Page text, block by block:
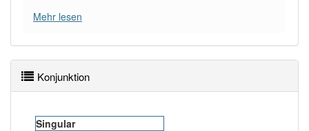
Mehr lesen
Konjunktion
Singular